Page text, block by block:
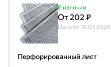
В наличии
От 202 ₽
Цена от 16.07.2026
Перфорированный лист